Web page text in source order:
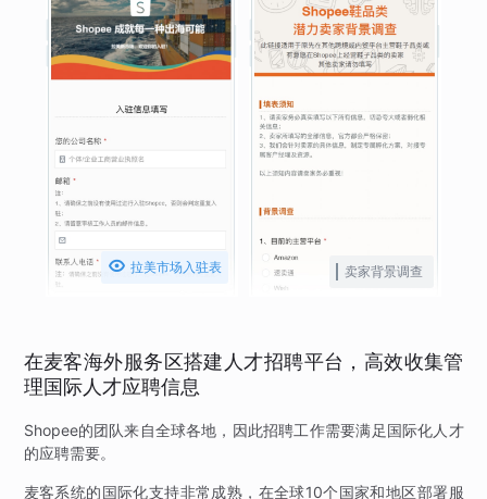
 拉美市场入驻表 卖家背景调查
在麦客海外服务区搭建人才招聘平台，高效收集管
理国际人才应聘信息
Shopee的团队来自全球各地，因此招聘工作需要满足国际化人才
的应聘需要。
麦客系统的国际化支持非常成熟，在全球10个国家和地区部署服